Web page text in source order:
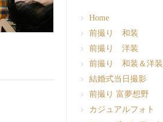
Home
前撮り 和装
前撮り 洋装
前撮り 和装＆洋装
結婚式当日撮影
前撮り 富夢想野
カジュアルフォト